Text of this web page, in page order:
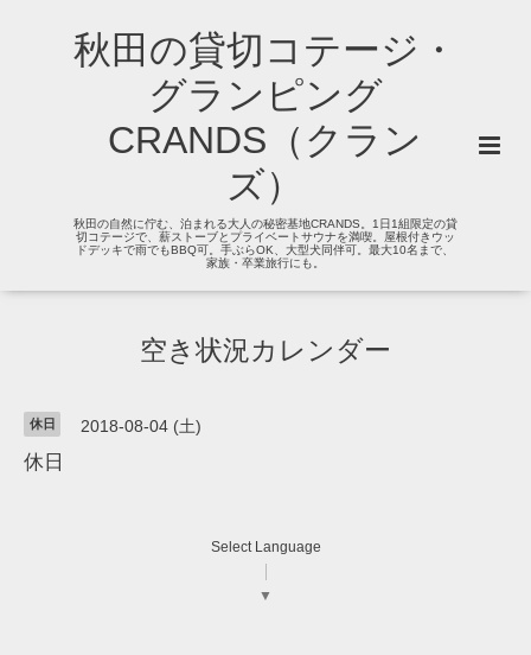
秋田の貸切コテージ・
グランピング
CRANDS（クラン
ズ）
秋田の自然に佇む、泊まれる大人の秘密基地CRANDS。1日1組限定の貸
切コテージで、薪ストーブとプライベートサウナを満喫。屋根付きウッ
ドデッキで雨でもBBQ可。手ぶらOK、大型犬同伴可。最大10名まで、
家族・卒業旅行にも。
空き状況カレンダー
休日 2018-08-04 (土)
休日
Select Language
▼